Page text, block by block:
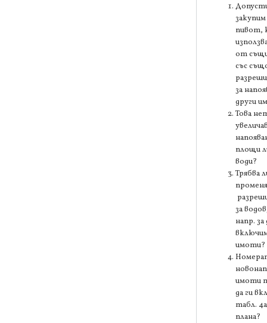
пивот,
от
със
за
други
Това
площи
води?
Трябва
за
напр. за
имоти?
имоти
да ги
табл.
плана?